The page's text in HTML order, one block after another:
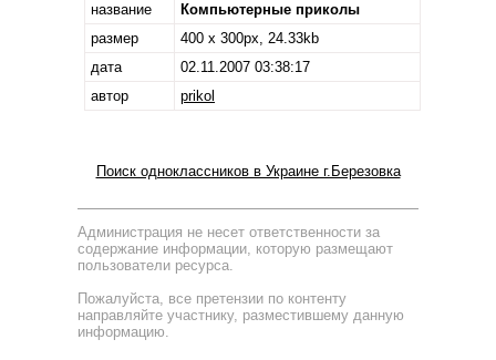
название
Компьютерные приколы
размер
400 x 300px, 24.33kb
дата
02.11.2007 03:38:17
автор
prikol
Поиск одноклассников в Украине г.Березовка
Администрация не несет ответственности за
содержание информации, которую размещают
пользователи ресурса.
Пожалуйста, все претензии по контенту
направляйте участнику, разместившему данную
информацию.